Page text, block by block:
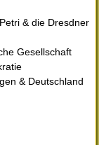
& die Dresdner
Gesellschaft
& Deutschland